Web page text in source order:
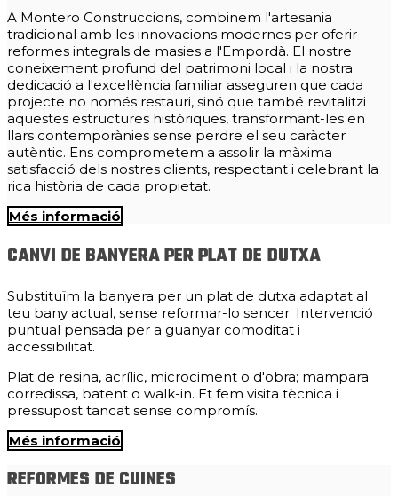
A Montero Construccions, combinem l'artesania
tradicional amb les innovacions modernes per oferir
reformes integrals de masies a l'Empordà. El nostre
coneixement profund del patrimoni local i la nostra
dedicació a l'excel·lència familiar asseguren que cada
projecte no només restauri, sinó que també revitalitzi
aquestes estructures històriques, transformant-les en
llars contemporànies sense perdre el seu caràcter
autèntic. Ens comprometem a assolir la màxima
satisfacció dels nostres clients, respectant i celebrant la
rica història de cada propietat.
Més informació
CANVI DE BANYERA PER PLAT DE DUTXA
Substituïm la banyera per un plat de dutxa adaptat al
teu bany actual, sense reformar-lo sencer. Intervenció
puntual pensada per a guanyar comoditat i
accessibilitat.
Plat de resina, acrílic, microciment o d'obra; mampara
corredissa, batent o walk-in. Et fem visita tècnica i
pressupost tancat sense compromís.
Més informació
REFORMES DE CUINES